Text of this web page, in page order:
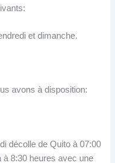
et dimanche.
avons à disposition:
décolle de Quito à 07:00
à 8:30 heures avec une